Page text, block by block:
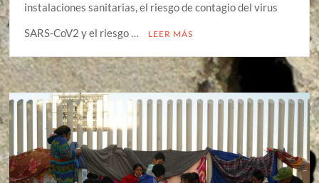
instalaciones sanitarias, el riesgo de contagio del virus
SARS-CoV2 y el riesgo …
LEER MÁS